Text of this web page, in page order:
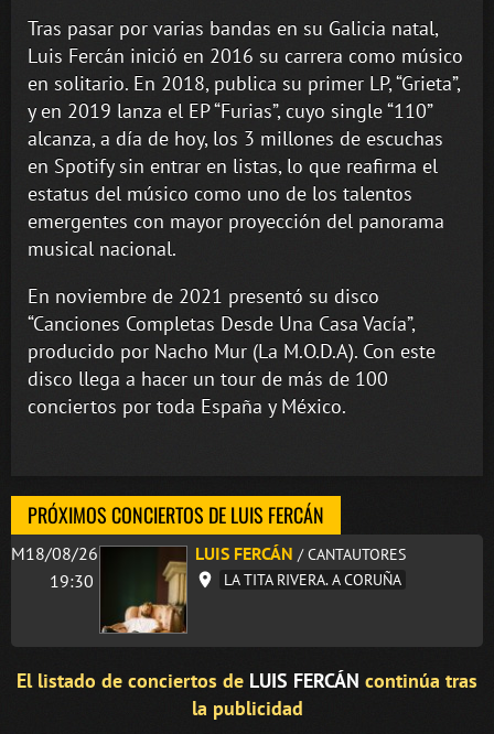
Tras pasar por varias bandas en su Galicia natal,
Luis Fercán inició en 2016 su carrera como músico
en solitario. En 2018, publica su primer LP, “Grieta”,
y en 2019 lanza el EP “Furias”, cuyo single “110”
alcanza, a día de hoy, los 3 millones de escuchas
en Spotify sin entrar en listas, lo que reafirma el
estatus del músico como uno de los talentos
emergentes con mayor proyección del panorama
musical nacional.
En noviembre de 2021 presentó su disco
“Canciones Completas Desde Una Casa Vacía”,
producido por Nacho Mur (La M.O.D.A). Con este
disco llega a hacer un tour de más de 100
conciertos por toda España y México.
PRÓXIMOS CONCIERTOS DE LUIS FERCÁN
M18/08/26
19:30
LUIS FERCÁN / CANTAUTORES
LA TITA RIVERA. A CORUÑA
El listado de conciertos de LUIS FERCÁN continúa tras
la publicidad